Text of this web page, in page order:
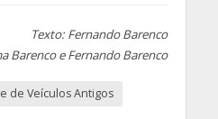
Texto: Fernando Barenco
Barenco e Fernando Barenco
de Veículos Antigos